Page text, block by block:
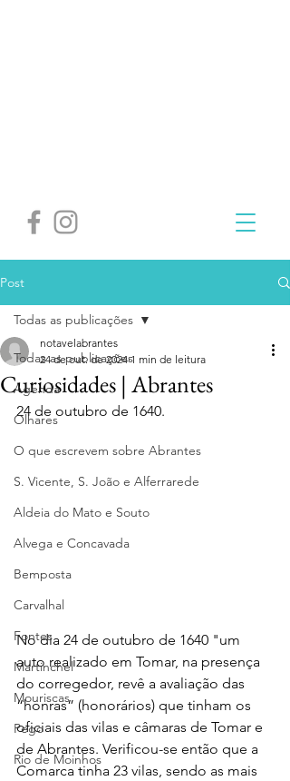
Post
Todas as publicações
Agenda
Olhares
O que escrevem sobre Abrantes
S. Vicente, S. João e Alferrarede
Aldeia do Mato e Souto
Alvega e Concavada
Bemposta
Carvalhal
Fontes
Martinchel
Mouriscas
Pego
Rio de Moinhos
Todas as publicações
Curiosidades | Abrantes
notavelabrantes
24 de out. de 2024 1 min de leitura
24 de outubro de 1640.
No dia 24 de outubro de 1640 "um
auto realizado em Tomar, na presença
do corregedor, revê a avaliação das
“honras” (honorários) que tinham os
oficiais das vilas e câmaras de Tomar e
de Abrantes. Verificou-se então que a
Comarca tinha 23 vilas, sendo as mais